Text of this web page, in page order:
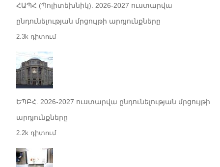
ՀԱՊՀ (Պոլիտեխնիկ). 2026-2027 ուստարվա
ընդունելության մրցույթի արդյունքները
2.3k դիտում
ԵՊԲՀ. 2026-2027 ուստարվա ընդունելության մրցույթի
արդյունքները
2.2k դիտում